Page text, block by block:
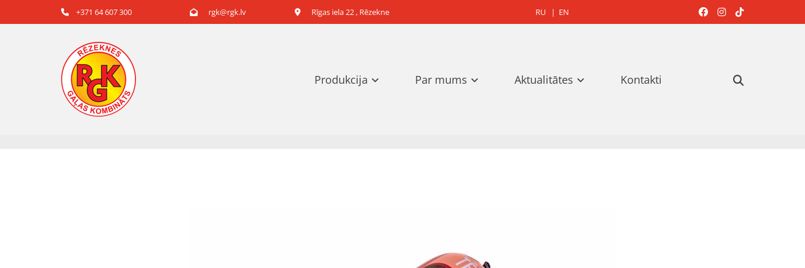
 +371 64 607 300  rgk@rgk.lv  Rīgas iela 22 , Rēzekne RU| EN   
Produkcija Par mums Aktualitātes Kontakti